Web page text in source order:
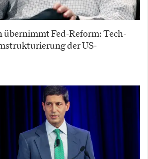
übernimmt Fed-Reform: Tech-
der US-